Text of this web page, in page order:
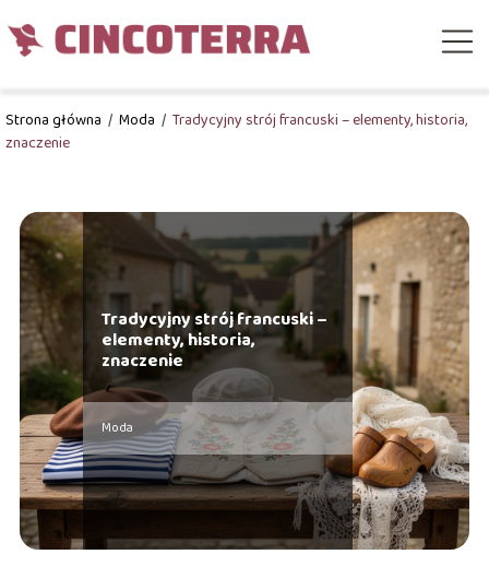
Strona główna / Moda / Tradycyjny strój francuski – elementy, historia,
znaczenie
Tradycyjny strój francuski –
elementy, historia,
znaczenie
Moda